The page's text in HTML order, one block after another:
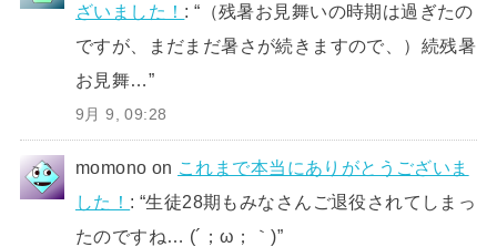
ざいました！ : “ （残暑お見舞いの時期は過ぎたの
ですが、まだまだ暑さが続きますので、）続残暑
お見舞…”
9月 9, 09:28
momono on これまで本当にありがとうございま
した！ : “生徒28期もみなさんご退役されてしまっ
たのですね… (´；ω；｀)”